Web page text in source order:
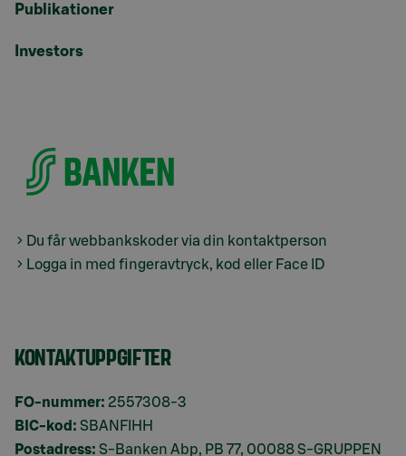
Publikationer
Investors
Du får webbankskoder via din kontaktperson
Logga in med fingeravtryck, kod eller Face ID
KONTAKTUPPGIFTER
FO-nummer: 2557308-3
BIC-kod: SBANFIHH
Postadress: S-Banken Abp, PB 77, 00088 S-GRUPPEN